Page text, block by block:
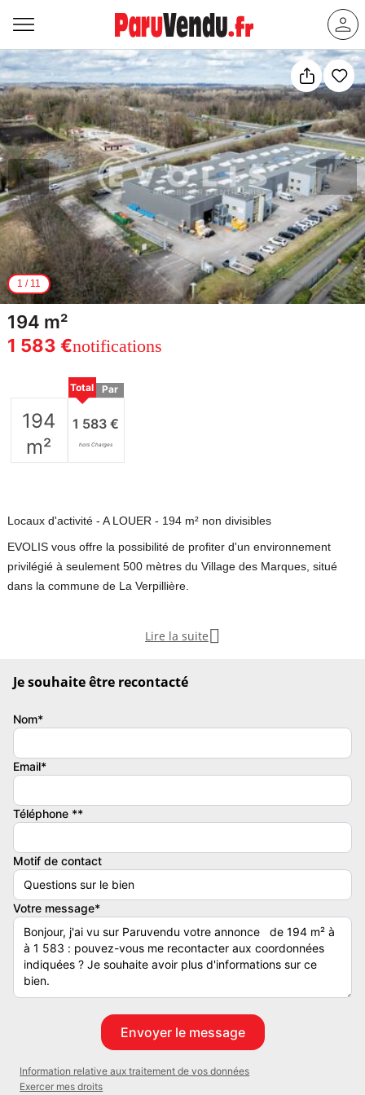
1 / 11
194 m²
1 583 €notifications
194
m²
Total
Par
m²
1 583 €
hors Charges
Locaux d'activité - A LOUER - 194 m² non divisibles
EVOLIS vous offre la possibilité de profiter d'un environnement
privilégié à seulement 500 mètres du Village des Marques, situé
dans la commune de La Verpillière.
Nous vous proposons à location des locaux d'activités de 194 m².
souhaite renforcer sa présence et son image.
EVOLIS vous offre la possibilité de profiter d'un environnement
privilégié à seulement 500 mètres du Village des Marques, situé
dans la commune de La Verpillière.
Nous vous proposons à location des locaux d'activités de 194 m².
L'autoroute A43 est l'endroit parfait pour toute entreprise qui
souhaite renforcer sa présence et son image.
Bâtiment de 2005, 4 places de parking.
Surface totale : 194 m² non divisibles
Disponibilité : 01/06/2026
69002 Lyon
Lire la suite
Je souhaite être recontacté
Nom*
Email*
Téléphone **
Motif de contact
Votre message*
Information relative aux traitement de vos données
Exercer mes droits